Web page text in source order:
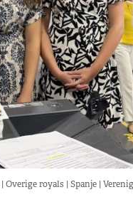
Overige royals Spanje